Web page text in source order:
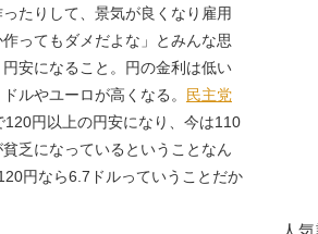
たりして、景気が良くなり雇用
ってもダメだよな」とみんな思
安になること。円の金利は低い
ルやユーロが高くなる。
民主党
120円以上の円安になり、今は110
乏になっているということなん
円なら6.7ドルっていうことだか